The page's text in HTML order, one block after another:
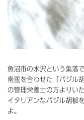
魚沼市の水沢という集落
南蛮を合わせた「バジル
の管理栄養士の方よりい
イタリアンなバジル胡椒
よ。